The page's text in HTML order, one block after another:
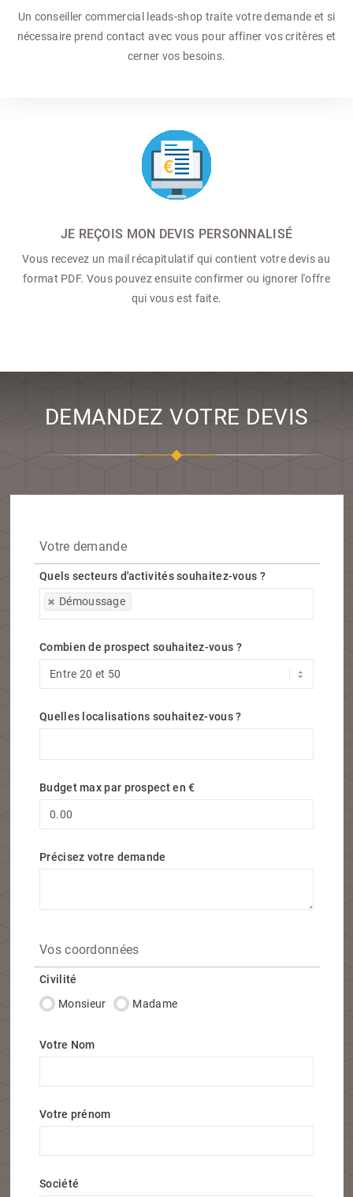
Un conseiller commercial
leads-shop traite votre demande et si
nécessaire prend contact avec vous pour affiner vos critères et
cerner vos besoins.
JE REÇOIS MON DEVIS PERSONNALISÉ
Vous recevez un mail récapitulatif qui contient votre devis au
format PDF. Vous pouvez ensuite confirmer ou ignorer l'offre
qui vous est faite.
DEMANDEZ VOTRE DEVIS
Votre demande
Quels secteurs d'activités souhaitez-vous ?
Démoussage
Quels secteurs d'activités souhaitez-vous ?
Combien de prospect souhaitez-vous ?
Quelles localisations souhaitez-vous ?
Budget max par prospect en €
Précisez votre demande
Vos coordonnées
Civilité
Monsieur
Madame
Votre Nom
Votre prénom
Société